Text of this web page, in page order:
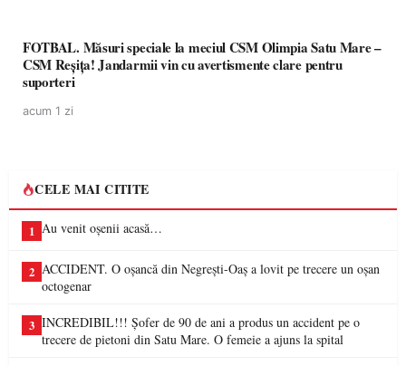
FOTBAL. Măsuri speciale la meciul CSM Olimpia Satu Mare –
CSM Reșița! Jandarmii vin cu avertismente clare pentru
suporteri
acum 1 zi
CELE MAI CITITE
1 Au venit oșenii acasă…
2 ACCIDENT. O oșancă din Negrești-Oaș a lovit pe trecere un oșan
octogenar
3 INCREDIBIL!!! Șofer de 90 de ani a produs un accident pe o
trecere de pietoni din Satu Mare. O femeie a ajuns la spital